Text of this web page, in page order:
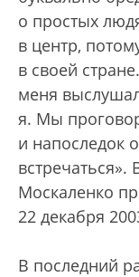
о простых
в центр,
в своей
меня
я. Мы
и напоследок
Москаленко
22 декабря
В последний